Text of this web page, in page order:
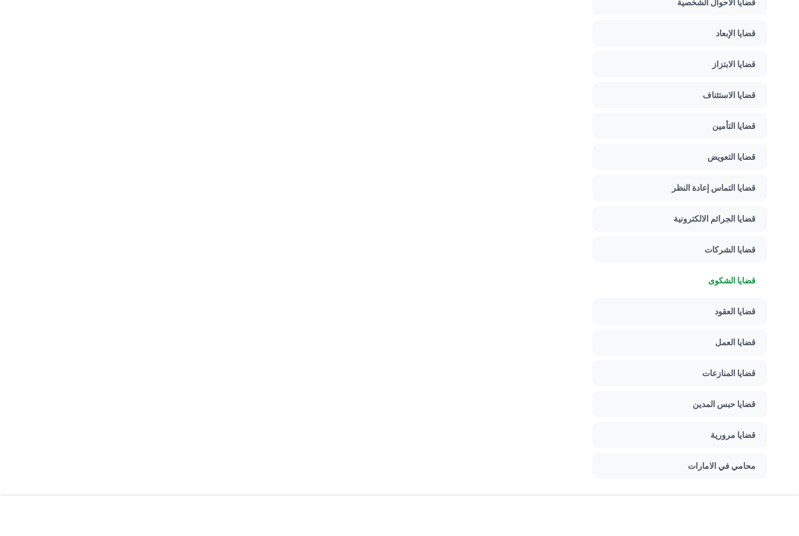
قضايا الأحوال الشخصية
قضايا الإبعاد
قضايا الابتزاز
قضايا الاستئناف
قضايا التأمين
قضايا التعويض
قضايا التماس إعادة النظر
قضايا الجرائم الالكترونية
قضايا الشركات
قضايا الشكوى
قضايا العقود
قضايا العمل
قضايا المنازعات
قضايا حبس المدين
قضايا مرورية
محامي في الامارات